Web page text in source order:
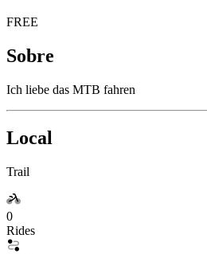
FREE
Sobre
Ich liebe das MTB fahren
Local
Trail
0
Rides